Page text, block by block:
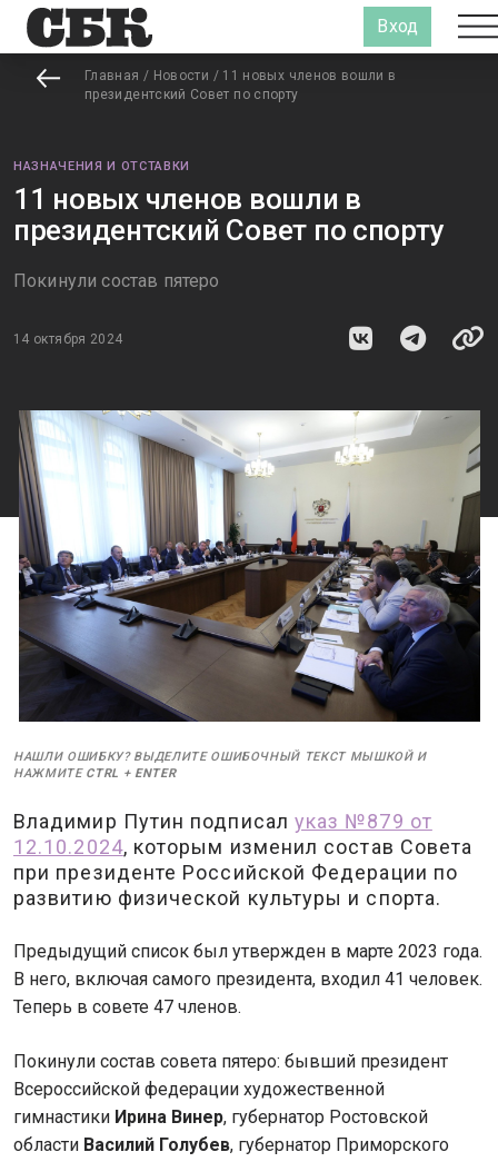
Вход
Главная / Новости / 11 новых членов вошли в
президентский Совет по спорту
НАЗНАЧЕНИЯ И ОТСТАВКИ
11 новых членов вошли в
президентский Совет по спорту
Покинули состав пятеро
14 октября 2024
НАШЛИ ОШИБКУ? ВЫДЕЛИТЕ ОШИБОЧНЫЙ ТЕКСТ МЫШКОЙ И
НАЖМИТЕ CTRL + ENTER
Владимир Путин подписал указ №879 от
12.10.2024, которым изменил состав Совета
при президенте Российской Федерации по
развитию физической культуры и спорта.
Предыдущий список был утвержден в марте 2023 года.
В него, включая самого президента, входил 41 человек.
Теперь в совете 47 членов.
Покинули состав совета пятеро: бывший президент
Всероссийской федерации художественной
гимнастики Ирина Винер, губернатор Ростовской
области Василий Голубев, губернатор Приморского